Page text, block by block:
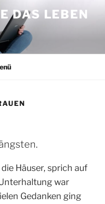
DAS LEBEN
Häuser, sprich auf
war
Gedanken ging